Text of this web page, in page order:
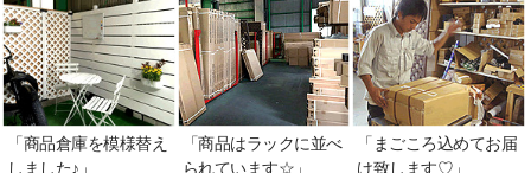
「商品倉庫を模様替え
しました♪」
「商品はラックに並べ
られています☆」
「まごころ込めてお届
け致します♡」